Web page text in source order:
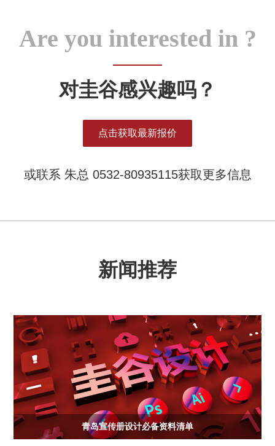
Are you interested in ?
对圭谷感兴趣吗？
点击获取最新报价
或联系 朱总 0532-80935115获取更多信息
新闻推荐
青岛宣传册设计必备资料清单